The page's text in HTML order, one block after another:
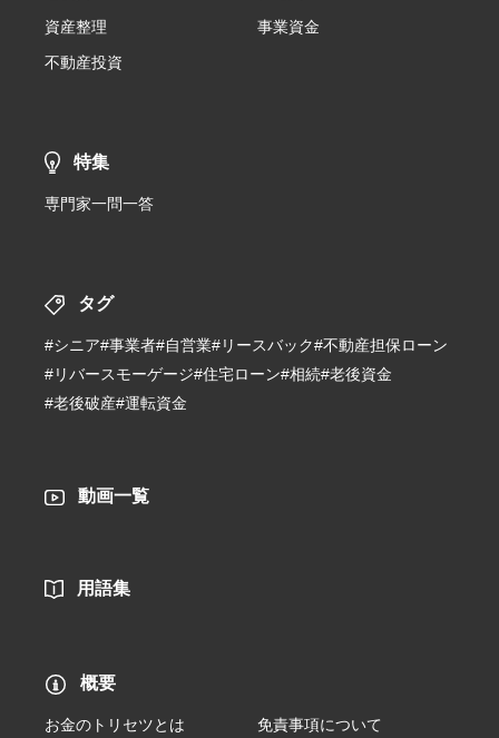
資産整理
事業資金
不動産投資
特集
専門家一問一答
タグ
#シニア#事業者#自営業#リースバック#不動産担保ローン
#リバースモーゲージ#住宅ローン#相続#老後資金
#老後破産#運転資金
動画一覧
用語集
概要
お金のトリセツとは 免責事項について